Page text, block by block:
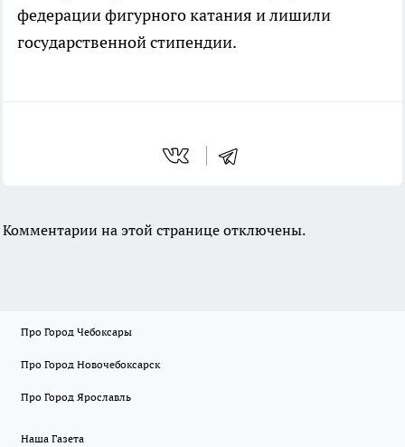
федерации фигурного катания и лишили
государственной стипендии.
Комментарии на этой странице отключены.
Про Город Чебоксары
Про Город Новочебоксарск
Про Город Ярославль
Наша Газета